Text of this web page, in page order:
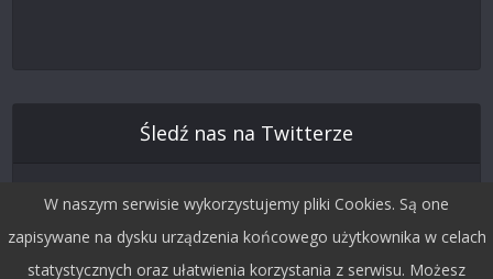
Śledź nas na Twitterze
W naszym serwisie wykorzystujemy pliki Cookies. Są one
zapisywane na dysku urządzenia końcowego użytkownika w celach
statystycznych oraz ułatwienia korzystania z serwisu. Możesz